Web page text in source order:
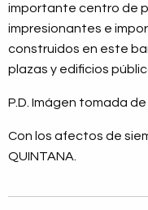
importante centro de
impresionantes e
construidos en este
plazas y edificios
P.D. Imágen tomada
Con los afectos de
QUINTANA.